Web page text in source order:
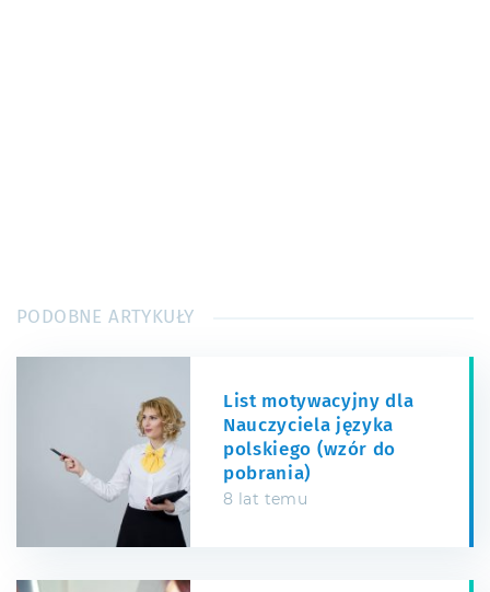
PODOBNE ARTYKUŁY
List motywacyjny dla
Nauczyciela języka
polskiego (wzór do
pobrania)
8 lat temu